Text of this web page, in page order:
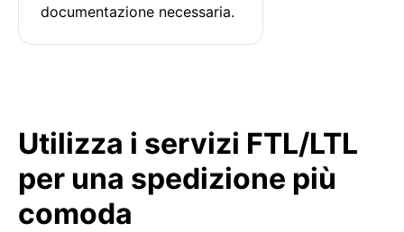
documentazione necessaria.
Utilizza i servizi FTL/LTL
per una spedizione più
comoda